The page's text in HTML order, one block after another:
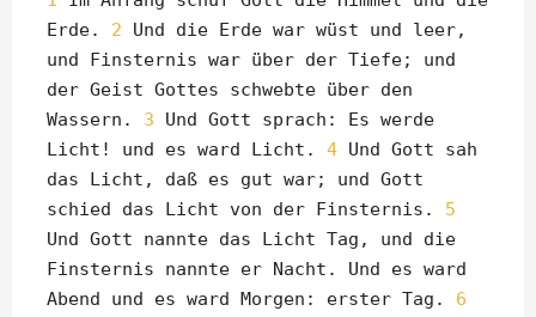
Erde. 2 Und die Erde war wüst und leer,
und Finsternis war über der Tiefe; und
der Geist Gottes schwebte über den
Wassern. 3 Und Gott sprach: Es werde
Licht! und es ward Licht. 4 Und Gott sah
das Licht, daß es gut war; und Gott
schied das Licht von der Finsternis. 5
Und Gott nannte das Licht Tag, und die
Finsternis nannte er Nacht. Und es ward
Abend und es ward Morgen: erster Tag. 6